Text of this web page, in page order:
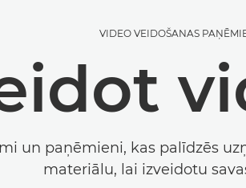
VIDEO VEIDOŠANAS
un paņēmieni, kas palīdzēs
materiālu, lai izveidotu